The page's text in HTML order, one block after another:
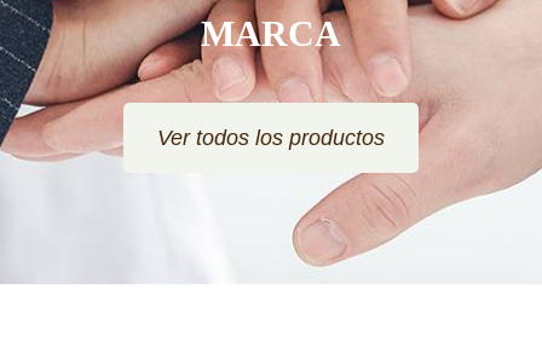
MARCA
Ver todos los productos